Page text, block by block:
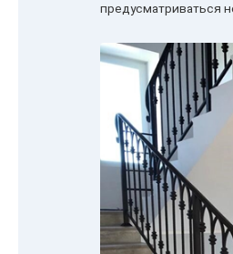
предусматриваться